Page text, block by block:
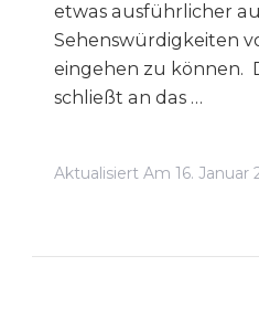
etwas ausführlicher
Sehenswürdigkeiten
eingehen zu können.
schließt an das …
Aktualisiert Am 16. Januar